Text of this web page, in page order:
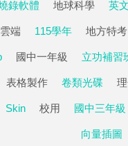
錄軟體 地球科學 英
端 115學年 地方特
國中一年級 立功補習
表格製作 卷類光碟
Skin 校用 國中三年級
向量插圖